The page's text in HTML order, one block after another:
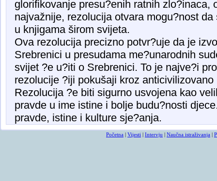
glorifikovanje presu?enih ratnih zlo?inaca,
najvažnije, rezolucija otvara mogu?nost
u knjigama širom svijeta.
Ova rezolucija precizno potvr?uje da je
Srebrenici u presudama me?unarodnih
svijet ?e u?iti o Srebrenici. To je najve?i
rezolucije ?iji pokušaji kroz
Rezolucija ?e biti sigurno usvojena kao
pravde u ime istine i bolje budu?nosti
pravde, istine i kulture sje?anja.
Početna Vijesti Intervju Naučna istraživanja